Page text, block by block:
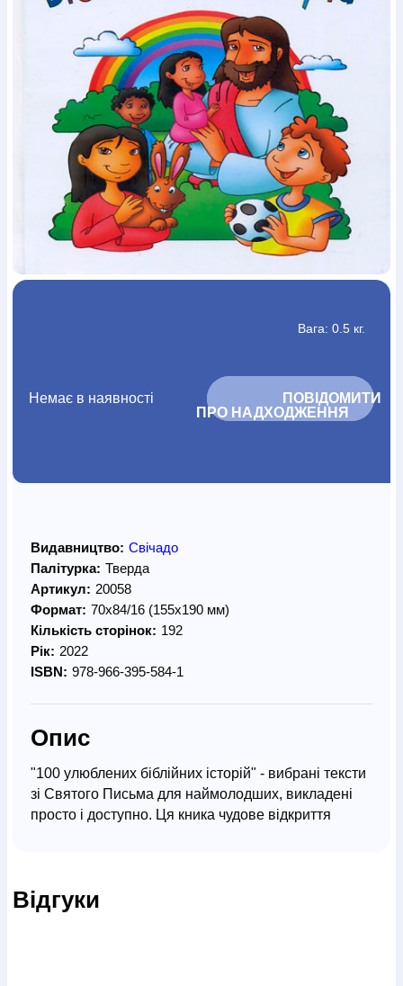
Богослов`яШлюб і сім`яЮдаїзм
Супутні товари
ПеріодикаАудіоРучки кульковіВідеоГалантерея
Закладки для книгФутболкиБрелокиСумкиБіжутерія
Щоденники / щотижневикиВироби з дерева
Вироби з кераміки і глини Вироби з срібла Картини
Навчальні мапиШкіряні вироби МагнітиМеталеві
Міні-лампиНаклейкиНастільні ігриПакети
подарунковіПлакатиПластмасові виробиХустки
Подарункові карткиРозвиваючі ігриРепринтиСвічки
ФотокартиниЧохли на БибліїГоловні убори
Календарі Канцелярскі товари
Комп`ютерні ігри
ЛистівкиСувенирна продукціяГодинникиПазли
Книга в комплекті
Вага: 0.5 кг.
Немає в наявності
			ПОВІДОМИТИ
ПРО НАДХОДЖЕННЯ
Видавництво: Свічадо
Палітурка: Тверда
Артикул: 20058
Формат: 70х84/16 (155х190 мм)
Кількість сторінок: 192
Рік: 2022
ISBN: 978-966-395-584-1
Опис
"100 улюблених біблійних історій" - вибрані тексти
зі Святого Письма для наймолодших, викладені
просто і доступно. Ця кника чудове відкриття
серйозні речі.
Відгуки